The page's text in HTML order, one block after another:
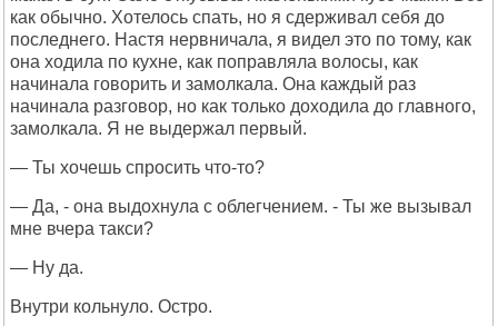
как обычно. Хотелось спать, но я сдерживал себя до
последнего. Настя нервничала, я видел это по тому, как
она ходила по кухне, как поправляла волосы, как
начинала говорить и замолкала. Она каждый раз
начинала разговор, но как только доходила до главного,
замолкала. Я не выдержал первый.
— Ты хочешь спросить что-то?
— Да, - она выдохнула с облегчением. - Ты же вызывал
мне вчера такси?
— Ну да.
Внутри кольнуло. Остро.